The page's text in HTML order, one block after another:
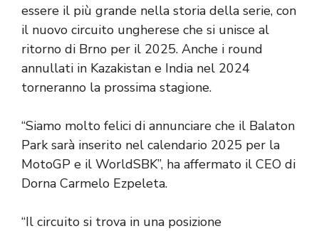
essere il più grande nella storia della serie, con
il nuovo circuito ungherese che si unisce al
ritorno di Brno per il 2025. Anche i round
annullati in Kazakistan e India nel 2024
torneranno la prossima stagione.
“Siamo molto felici di annunciare che il Balaton
Park sarà inserito nel calendario 2025 per la
MotoGP e il WorldSBK”, ha affermato il CEO di
Dorna Carmelo Ezpeleta.
“Il circuito si trova in una posizione